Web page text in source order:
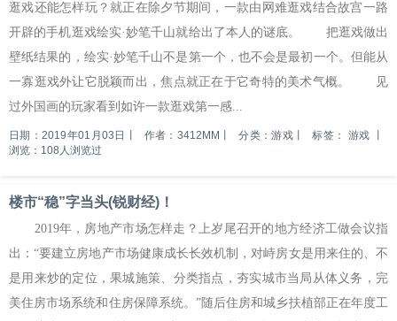
逛戏还能怎样玩？就正在除夕节期间，一款由网难逛戏结合故宫一路
开辟的手机逛戏绘实·妙笔千山就给出了本人的谜底。 把逛戏做出
壁纸结果的，绘实·妙笔千山不是第一个，也不会是最初一个。但能从
一寡逛戏外让它脱颖而出，焦点就正在于它奇特的美术气概。 见
过外国画的玩家看到如许一款逛戏第一感...
日期：2019年01月03日 作者：3412MM 分类：游戏 标签： 游戏
浏览：108人浏览过
楼市“稳”字当头(锐财经)！
2019年，房地产市场怎样走？上岁尾召开的地方经济工做会议指
出：“要建立房地产市场健康成长长效机制，对峙房女是用来住的、不
是用来炒的定位，果城施策、分类指点，夯实城市当局从体义务，完
美住房市场系统和住房保障系统。”随后住房和城乡扶植部正在年度工